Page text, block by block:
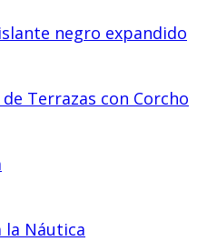
negro expandido
Terrazas con Corcho
la Náutica